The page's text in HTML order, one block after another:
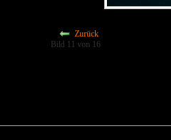
Zurück
Bild 11 von 16